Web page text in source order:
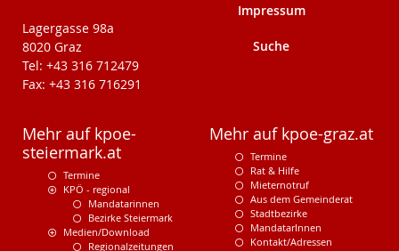
KPÖ-Steiermark
Lagergasse 98a
8020 Graz
Tel: +43 316 712479
Fax: +43 316 716291
Impressum
Suche
Mehr auf kpoe-
steiermark.at
Termine
KPÖ - regional
Mandatarinnen
Bezirke Steiermark
Medien/Download
Regionalzeitungen
Mehr auf kpoe-graz.at
Termine
Rat & Hilfe
Mieternotruf
Aus dem Gemeinderat
Stadtbezirke
MandatarInnen
Kontakt/Adressen